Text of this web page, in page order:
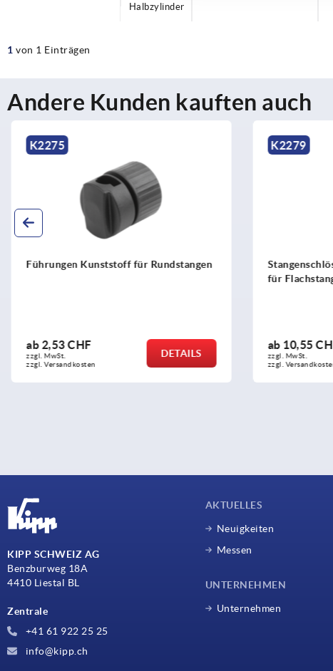
Halbzylinder
1 von 1 Einträgen
Andere Kunden kauften auch
K2275
Führungen Kunststoff für Rundstangen
ab2,53 CHF
zzgl. MwSt.
zzgl. Versandkosten
DETAILS
K2279
für
ab10,55
zzgl. MwSt.
zzgl. Versandkosten
KIPP SCHWEIZ AG
Benzburweg 18A
4410 Liestal BL
Zentrale
+41 61 922 25 25
info@kipp.ch
AKTUELLES
Neuigkeiten
Messen
UNTERNEHMEN
Unternehmen